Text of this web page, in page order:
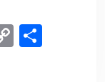
C
o